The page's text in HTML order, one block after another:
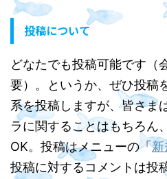
投稿について
どなたでも投稿可能です（
要）。というか、ぜひ投
系を投稿しますが、皆さま
ラに関することはもちろん
OK。投稿はメニューの「新
投稿に対するコメントは投